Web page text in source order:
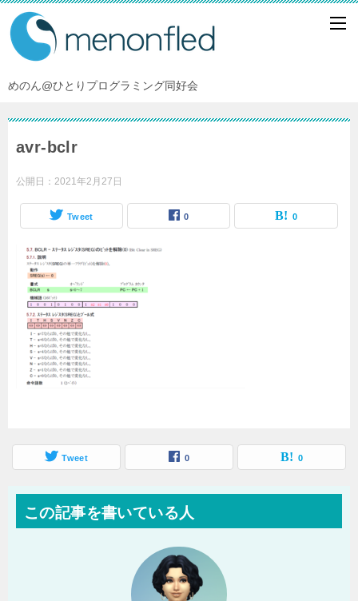
めのん@ひとりプログラミング同好会
avr-bclr
公開日： 2021年2月27日
Tweet 0 0
Tweet 0 0
この記事を書いている人